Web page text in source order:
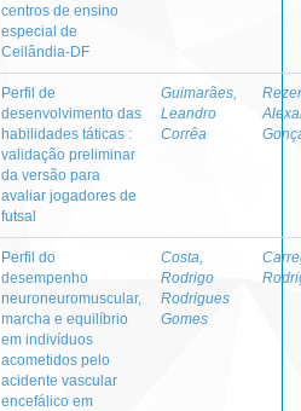
centros de ensino
especial de
Ceilândia-DF
Perfil de
desenvolvimento das
habilidades táticas :
validação preliminar
da versão para
avaliar jogadores de
futsal
Guimarães,
Leandro
Corrêa
Perfil do
desempenho
neuroneuromuscular,
marcha e equilíbrio
em indivíduos
acometidos pelo
acidente vascular
encefálico em
Costa,
Rodrigo
Rodrigues
Gomes